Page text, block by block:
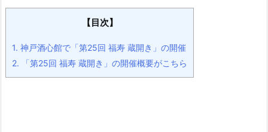
【目次】
1. 神戸酒心館で「第25回 福寿 蔵開き」の開催
2. 「第25回 福寿 蔵開き」の開催概要がこちら